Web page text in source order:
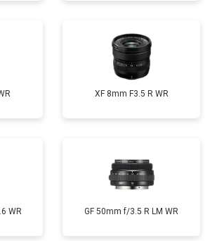
XF 8mm F3.5 R WR
WR GF 50mm f/3.5 R LM WR